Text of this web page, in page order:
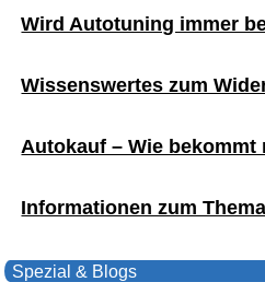
Wird Autotuning immer
Wissenswertes zum
Autokauf – Wie bekommt
Informationen zum
Spezial & Blogs